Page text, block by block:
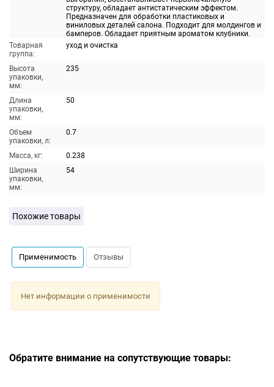
структуру, обладает антистатическим эффектом.
Предназначен для обработки пластиковых и
виниловых деталей салона. Подходит для молдингов и
бамперов. Обладает приятным ароматом клубники.
Товарная
группа:
уход и очистка
Высота
упаковки,
мм:
235
Длина
упаковки,
мм:
50
Объем
упаковки, л:
0.7
Масса, кг:
0.238
Ширина
упаковки,
мм:
54
Похожие товары
Применимость Отзывы
Нет информации о применимости
Обратите внимание на сопутствующие товары: